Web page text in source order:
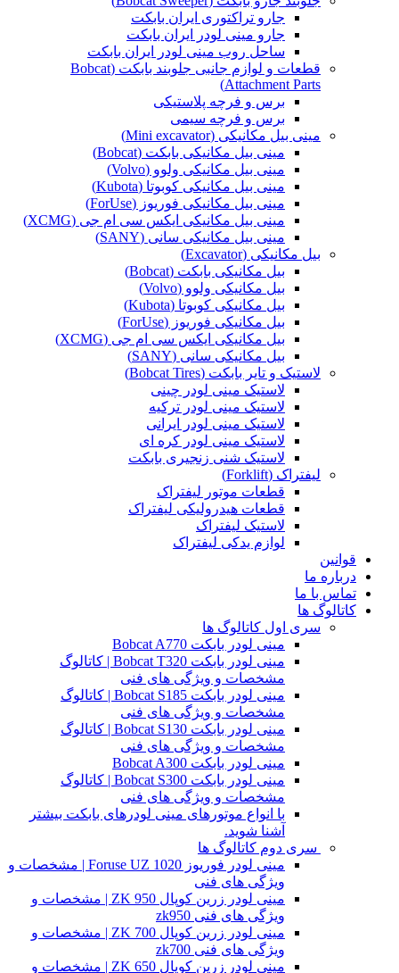
جارو تراکتوری ایران بابکت
جارو مینی لودر ایران بابکت
ساحل روب مینی لودر ایران بابکت
قطعات و لوازم جانبی جلوبند بابکت (Bobcat
Attachment Parts)
برس و فرچه پلاستیکی
برس و فرچه سیمی
مینی بیل مکانیکی (Mini excavator)
مینی بیل مکانیکی بابکت (Bobcat)
مینی بیل مکانیکی ولوو (Volvo)
مینی بیل مکانیکی کوبوتا (Kubota)
مینی بیل مکانیکی فوریوز (ForUse)
مینی بیل مکانیکی ایکس سی ام جی (XCMG)
مینی بیل مکانیکی سانی (SANY)
بیل مکانیکی (Excavator)
بیل مکانیکی بابکت (Bobcat)
بیل مکانیکی ولوو (Volvo)
بیل مکانیکی کوبوتا (Kubota)
بیل مکانیکی فوریوز (ForUse)
بیل مکانیکی ایکس سی ام جی (XCMG)
بیل مکانیکی سانی (SANY)
لاستیک و تایر بابکت (Bobcat Tires)
لاستیک مینی لودر چینی
لاستیک مینی لودر ترکیه
لاستیک مینی لودر ایرانی
لاستیک مینی لودر کره ای
لاستیک شنی زنجیری بابکت
لیفتراک (Forklift)
قطعات موتور لیفتراک
قطعات هیدرولیکی لیفتراک
لاستیک لیفتراک
لوازم یدکی لیفتراک
قوانین
درباره ما
تماس با ما
کاتالوگ ها
سری اول کاتالوگ ها
مینی لودر بابکت Bobcat A770
مینی لودر بابکت Bobcat T320 | کاتالوگ
مشخصات و ویژگی های فنی
مینی لودر بابکت Bobcat S185 | کاتالوگ
مشخصات و ویژگی های فنی
مینی لودر بابکت Bobcat S130 | کاتالوگ
مشخصات و ویژگی های فنی
مینی لودر بابکت Bobcat A300
مینی لودر بابکت Bobcat S300 | کاتالوگ
مشخصات و ویژگی های فنی
با انواع موتورهای مینی لودرهای بابکت بیشتر
آشنا شوید.
سری دوم کاتالوگ ها
مینی لودر فوریوز Foruse UZ 1020 | مشخصات و
ویژگی های فنی
مینی لودر زرین کوپال ZK 950 | مشخصات و
ویژگی های فنی zk950
مینی لودر زرین کوپال ZK 700 | مشخصات و
ویژگی های فنی zk700
مینی لودر زرین کوپال ZK 650 | مشخصات و